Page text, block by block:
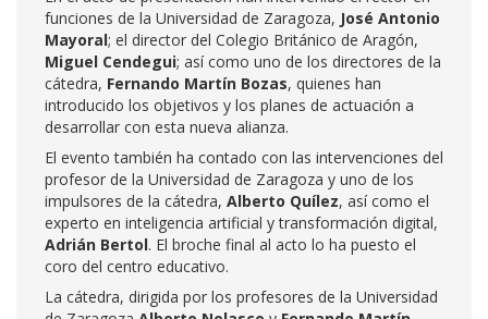
funciones de la Universidad de Zaragoza, José Antonio
Mayoral; el director del Colegio Británico de Aragón,
Miguel Cendegui; así como uno de los directores de la
cátedra, Fernando Martín Bozas, quienes han
introducido los objetivos y los planes de actuación a
desarrollar con esta nueva alianza.
El evento también ha contado con las intervenciones del
profesor de la Universidad de Zaragoza y uno de los
impulsores de la cátedra, Alberto Quílez, así como el
experto en inteligencia artificial y transformación digital,
Adrián Bertol. El broche final al acto lo ha puesto el
coro del centro educativo.
La cátedra, dirigida por los profesores de la Universidad